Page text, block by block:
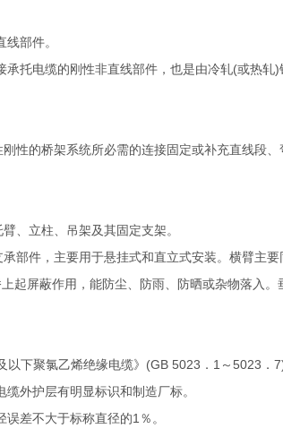
部件。
托电缆的刚性非直线部件，也是由冷轧(或热轧)
的桥架系统所必需的连接固定或补充直线段
、立柱、吊架及其固定支架。
件，主要用于悬挂式和直立式安装。横臂主
屏蔽作用，能防尘、防雨、防晒或杂物落入。
下聚氯乙烯绝缘电缆》(GB 5023．1～5023．
外护层有明显标识和制造厂标。
差不大于标称直径的1％。